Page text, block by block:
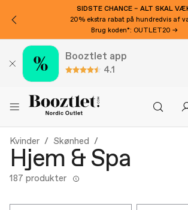
SIDSTE CHANCE – ALT SKAL
20% ekstra rabat på hundredvis af
Brug koden*: OUTLET20 →
Booztlet app
4.1
Kvinder Skønhed
Hjem & Spa
187 produkter